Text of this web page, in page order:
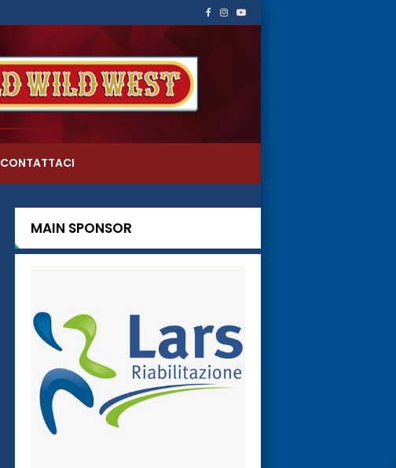
CONTATTACI
MAIN SPONSOR